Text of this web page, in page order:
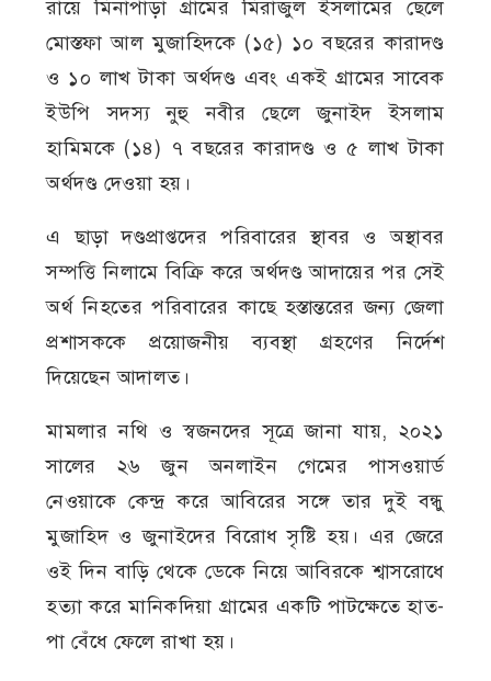
রায়ে মিনাপাড়া গ্রামের মিরাজুল ইসলামের ছেলে
মোস্তফা আল মুজাহিদকে (১৫) ১০ বছরের কারাদণ্ড
ও ১০ লাখ টাকা অর্থদণ্ড এবং একই গ্রামের সাবেক
ইউপি সদস্য নুহু নবীর ছেলে জুনাইদ ইসলাম
হামিমকে (১৪) ৭ বছরের কারাদণ্ড ও ৫ লাখ টাকা
অর্থদণ্ড দেওয়া হয়।
এ ছাড়া দণ্ডপ্রাপ্তদের পরিবারের স্থাবর ও অস্থাবর
সম্পত্তি নিলামে বিক্রি করে অর্থদণ্ড আদায়ের পর সেই
অর্থ নিহতের পরিবারের কাছে হস্তান্তরের জন্য জেলা
প্রশাসককে প্রয়োজনীয় ব্যবস্থা গ্রহণের নির্দেশ
দিয়েছেন আদালত।
মামলার নথি ও স্বজনদের সূত্রে জানা যায়, ২০২১
সালের ২৬ জুন অনলাইন গেমের পাসওয়ার্ড
নেওয়াকে কেন্দ্র করে আবিরের সঙ্গে তার দুই বন্ধু
মুজাহিদ ও জুনাইদের বিরোধ সৃষ্টি হয়। এর জেরে
ওই দিন বাড়ি থেকে ডেকে নিয়ে আবিরকে শ্বাসরোধে
হত্যা করে মানিকদিয়া গ্রামের একটি পাটক্ষেতে হাত-
পা বেঁধে ফেলে রাখা হয়।